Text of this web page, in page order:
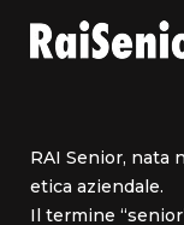
RAI Senior, nata
etica aziendale.
Il termine